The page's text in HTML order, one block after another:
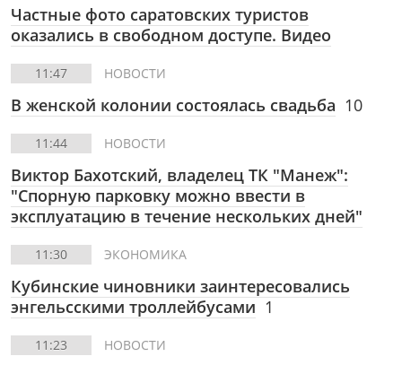
Частные фото саратовских туристов
оказались в свободном доступе. Видео
11:47 НОВОСТИ
В женской колонии состоялась свадьба 10
11:44 НОВОСТИ
Виктор Бахотский, владелец ТК "Манеж":
"Спорную парковку можно ввести в
эксплуатацию в течение нескольких дней"
11:30 ЭКОНОМИКА
Кубинские чиновники заинтересовались
энгельсскими троллейбусами 1
11:23 НОВОСТИ